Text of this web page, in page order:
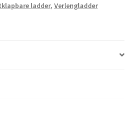
ladder, Verlengladder